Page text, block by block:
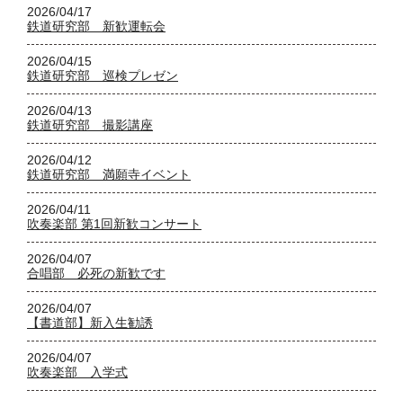
2026/04/17
鉄道研究部 新歓運転会
2026/04/15
鉄道研究部 巡検プレゼン
2026/04/13
鉄道研究部 撮影講座
2026/04/12
鉄道研究部 満願寺イベント
2026/04/11
吹奏楽部 第1回新歓コンサート
2026/04/07
合唱部 必死の新歓です
2026/04/07
【書道部】新入生勧誘
2026/04/07
吹奏楽部 入学式